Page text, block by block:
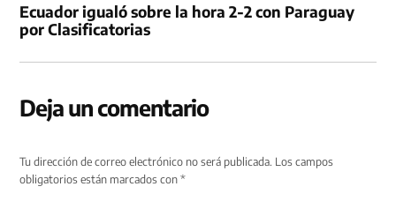
Ecuador igualó sobre la hora 2-2 con Paraguay
por Clasificatorias
Deja un comentario
Tu dirección de correo electrónico no será publicada. Los campos
obligatorios están marcados con*